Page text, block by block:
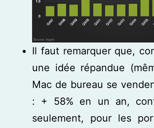
Il faut remarquer que,
une idée répandue
Mac de bureau se
: + 58% en un an,
seulement, pour les